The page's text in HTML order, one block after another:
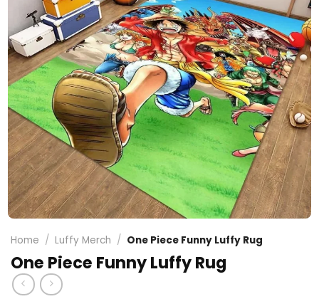
Home / Luffy Merch / One Piece Funny Luffy Rug
One Piece Funny Luffy Rug